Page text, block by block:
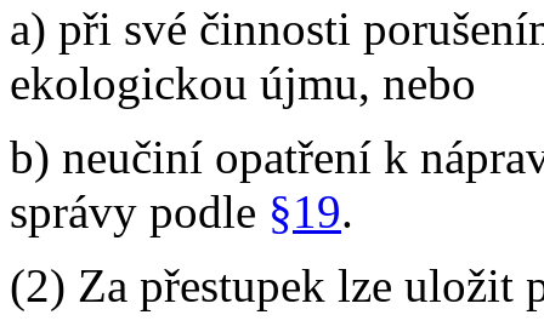
a) při své činnosti
ekologickou újmu, nebo
b) neučiní opatření k
správy podle §19.
(2) Za přestupek lze uložit